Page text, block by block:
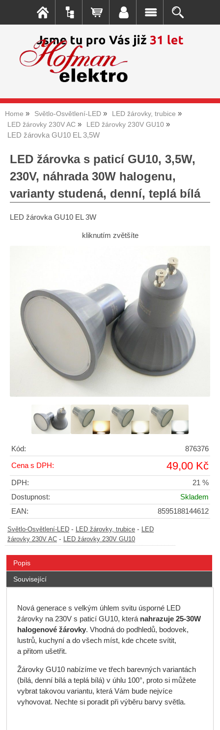
Home Světlo-Osvětlení-LED
LED žárovky, trubice
LED žárovky 230V AC
LED žárovky 230V GU10
LED žárovka GU10 EL 3,5W
LED žárovka s paticí GU10, 3,5W,
230V, náhrada 30W halogenu,
varianty studená, denní, teplá bílá
LED žárovka GU10 EL 3W
kliknutím zvětšíte
Kód: 876376
Cena s DPH: 49,00 Kč
DPH:
21 %
Dostupnost:
Skladem
EAN:
8595188144612
Světlo-Osvětlení-LED - LED žárovky, trubice - LED
žárovky 230V AC - LED žárovky 230V GU10
Popis
Související
Nová generace s velkým úhlem svitu úsporné LED
žárovky na 230V s paticí GU10, která nahrazuje 25-30W
halogenové žárovky. Vhodná do podhledů, bodovek,
lustrů, kuchyní a do všech míst, kde chcete svítit,
a přitom ušetřit.
Žárovky GU10 nabízíme ve třech barevných variantách
(bílá, denní bílá a teplá bílá) v úhlu 100°, proto si můžete
vybrat takovou variantu, která Vám bude nejvíce
vyhovovat. Nechte si poradit při výběru barvy světla.